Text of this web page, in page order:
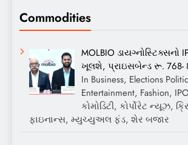
Commodities
MOLBIO
ખૂલશે, પ્રાઇસબેન્ડ રૂ. 768-
In Business, Elections
Entertainment, Fashion,
કોમોડિટી, કોર્પોરેટ ન્યૂઝ,
ફાઇનાન્સ, મ્યુચ્યુઅલ ફંડ, શેર બજાર